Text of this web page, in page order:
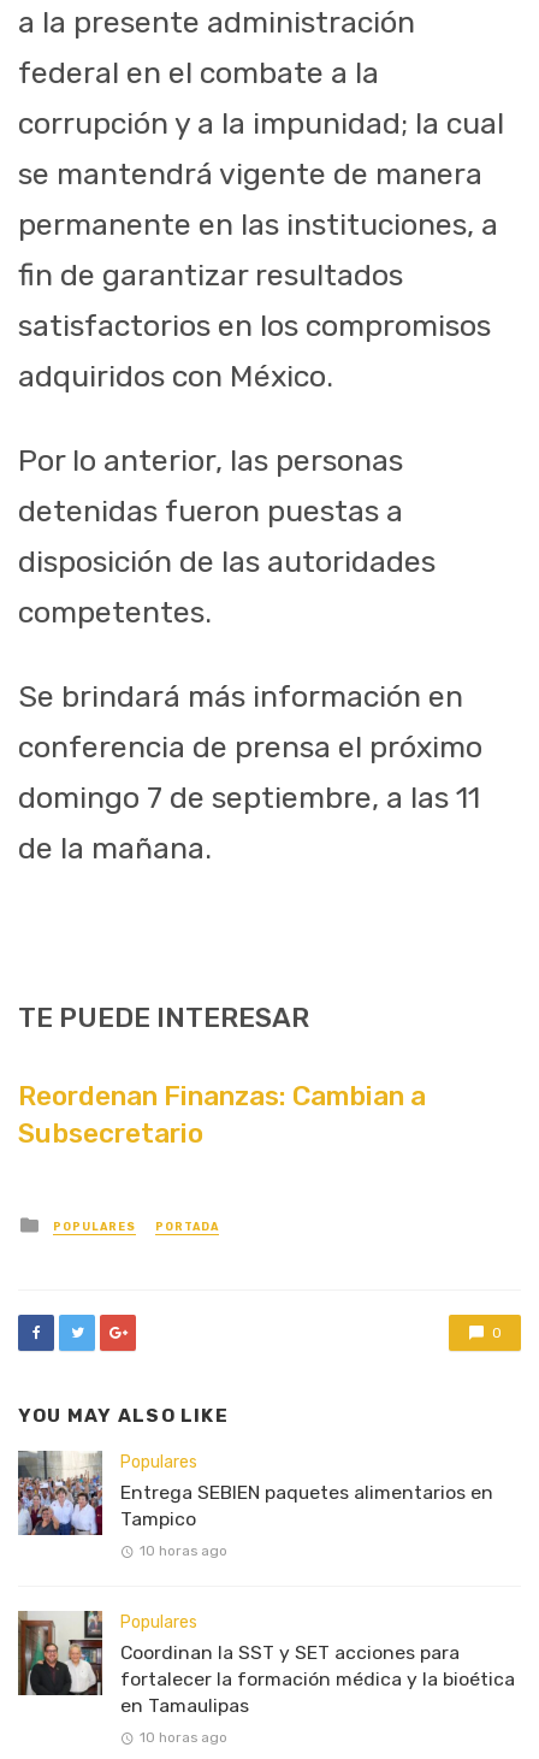
a la presente administración
federal en el combate a la
corrupción y a la impunidad; la cual
se mantendrá vigente de manera
permanente en las instituciones, a
fin de garantizar resultados
satisfactorios en los compromisos
adquiridos con México.
Por lo anterior, las personas
detenidas fueron puestas a
disposición de las autoridades
competentes.
Se brindará más información en
conferencia de prensa el próximo
domingo 7 de septiembre, a las 11
de la mañana.
TE PUEDE INTERESAR
Reordenan Finanzas: Cambian a
Subsecretario
Posted
in
POPULARES PORTADA
0
YOU MAY ALSO LIKE
Populares
Entrega SEBIEN paquetes alimentarios en
Tampico
10 horas ago
Populares
Coordinan la SST y SET acciones para
fortalecer la formación médica y la bioética
en Tamaulipas
10 horas ago